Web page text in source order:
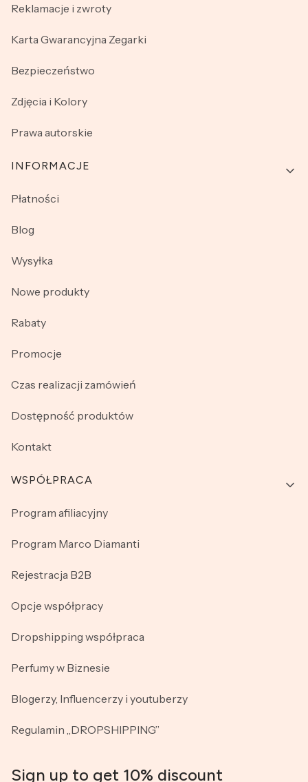
Reklamacje i zwroty
Karta Gwarancyjna Zegarki
Bezpieczeństwo
Zdjęcia i Kolory
Prawa autorskie
INFORMACJE
Płatności
Blog
Wysyłka
Nowe produkty
Rabaty
Promocje
Czas realizacji zamówień
Dostępność produktów
Kontakt
WSPÓŁPRACA
Program afiliacyjny
Program Marco Diamanti
Rejestracja B2B
Opcje współpracy
Dropshipping współpraca
Perfumy w Biznesie
Blogerzy, Influencerzy i youtuberzy
Regulamin „DROPSHIPPING”
Sign up to get 10% discount